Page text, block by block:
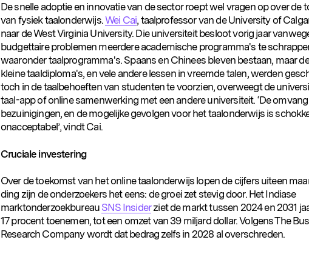
De snelle adoptie en innovatie van de sector roept wel vragen op over de
van fysiek taalonderwijs.Wei Cai, taalprofessor van de University of
naar de West Virginia University. Die universiteit besloot vorig jaar
budgettaire problemen meerdere academische programma's te
waaronder taalprogramma's. Spaans en Chinees bleven bestaan, maar
kleine taaldiploma's, en vele andere lessen in vreemde talen, werden
toch in de taalbehoeften van studenten te voorzien, overweegt de
taal-app of online samenwerking met een andere universiteit. ‘De
bezuinigingen, en de mogelijke gevolgen voor het taalonderwijs is
onacceptabel’, vindt Cai.
Cruciale investering
Over de toekomst van het online taalonderwijs lopen de cijfers uiteen
ding zijn de onderzoekers het eens: de groei zet stevig door. Het Indiase
marktonderzoekbureau SNS Insiderziet de markt tussen 2024 en 2031
17 procent toenemen, tot een omzet van 39 miljard dollar. Volgens The
Research Company wordt dat bedrag zelfs in 2028 al overschreden.